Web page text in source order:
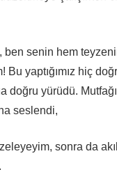
ben senin hem
Bu yaptığımız hiç
doğru yürüdü.
seslendi,
sonra da